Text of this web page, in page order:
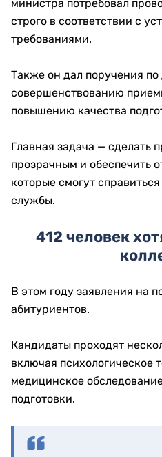
министра потребовал
строго в соответствии с
требованиями.
Также он дал поручения
совершенствованию
повышению качества
Главная задача — сделать
прозрачным и обеспечить
которые смогут
службы.
412 человек
В этом году заявления на
абитуриентов.
Кандидаты проходят
включая психологическое
медицинское
подготовки.